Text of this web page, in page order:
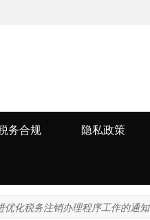
务合规 隐私政策
优化税务注销办理程序工作的通知